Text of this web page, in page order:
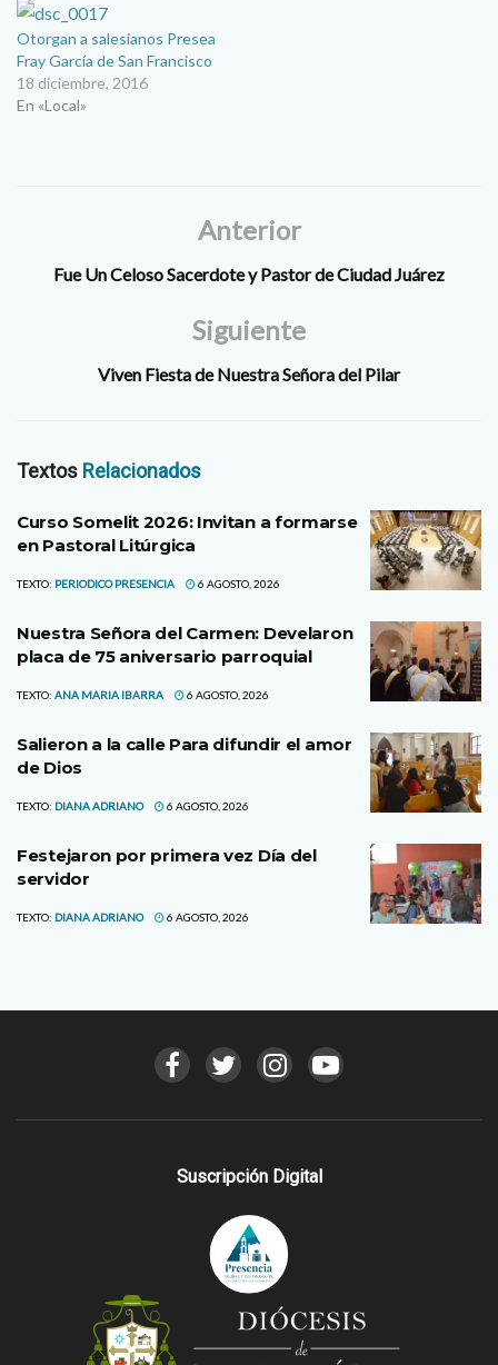
Otorgan a salesianos Presea
Fray García de San Francisco
18 diciembre, 2016
En «Local»
Anterior
Fue Un Celoso Sacerdote y Pastor de Ciudad Juárez
Siguiente
Viven Fiesta de Nuestra Señora del Pilar
Textos Relacionados
Curso Somelit 2026: Invitan a formarse
en Pastoral Litúrgica
TEXTO: PERIODICO PRESENCIA 6 AGOSTO, 2026
Nuestra Señora del Carmen: Develaron
placa de 75 aniversario parroquial
TEXTO: ANA MARIA IBARRA 6 AGOSTO, 2026
Salieron a la calle Para difundir el amor
de Dios
TEXTO: DIANA ADRIANO 6 AGOSTO, 2026
Festejaron por primera vez Día del
servidor
TEXTO: DIANA ADRIANO 6 AGOSTO, 2026
Suscripción Digital